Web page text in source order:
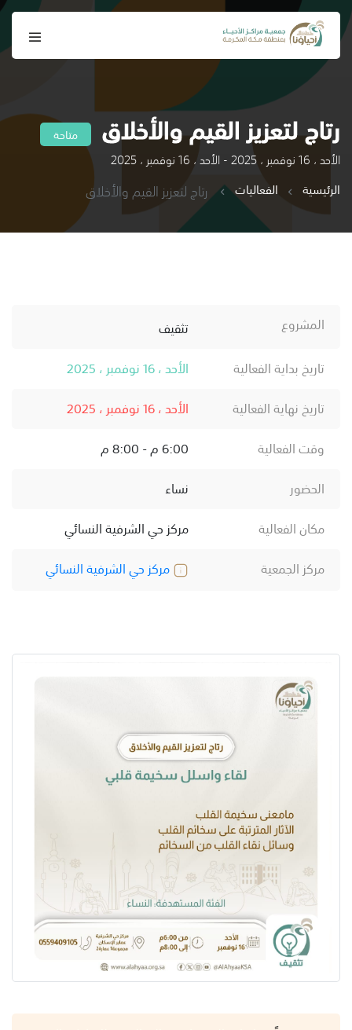
رتاج لتعزيز القيم والأخلاق متاحة
الأحد ، 16 نوفمبر ، 2025 - الأحد ، 16 نوفمبر ، 2025
الرئيسية
الفعاليات رتاج لتعزيز القيم والأخلاق
المشروع
تثقيف
تاريخ بداية الفعالية
الأحد ، 16 نوفمبر ، 2025
تاريخ نهاية الفعالية
الأحد ، 16 نوفمبر ، 2025
وقت الفعالية
6:00 م - 8:00 م
الحضور
نساء
مكان الفعالية
مركز حي الشرفية النسائي
مركز الجمعية
مركز حي الشرفية النسائي